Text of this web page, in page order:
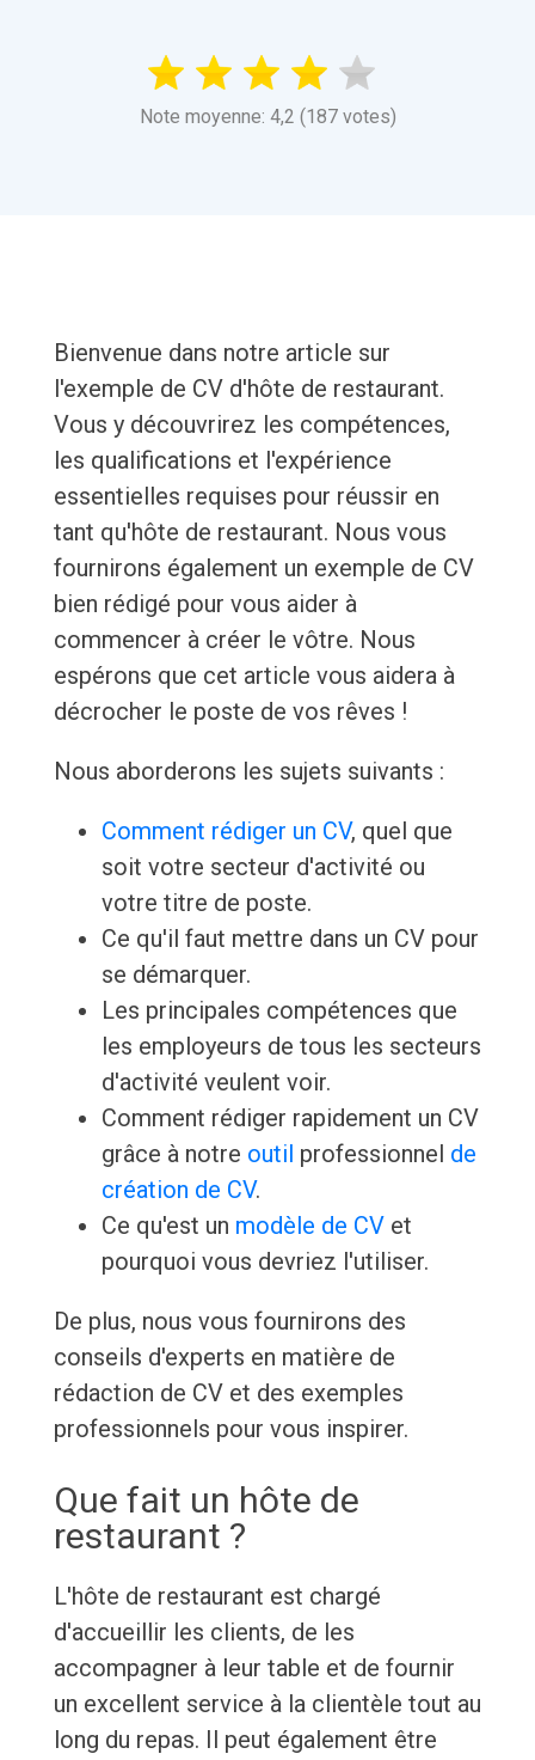
Note moyenne: 4,2 (187 votes)
Bienvenue dans notre article sur
l'exemple de CV d'hôte de restaurant.
Vous y découvrirez les compétences,
les qualifications et l'expérience
essentielles requises pour réussir en
tant qu'hôte de restaurant. Nous vous
fournirons également un exemple de CV
bien rédigé pour vous aider à
commencer à créer le vôtre. Nous
espérons que cet article vous aidera à
décrocher le poste de vos rêves !
Nous aborderons les sujets suivants :
Comment rédiger un CV, quel que
soit votre secteur d'activité ou
votre titre de poste.
Ce qu'il faut mettre dans un CV pour
se démarquer.
Les principales compétences que
les employeurs de tous les secteurs
d'activité veulent voir.
Comment rédiger rapidement un CV
grâce à notre outil professionnel de
création de CV.
Ce qu'est un modèle de CVet
pourquoi vous devriez l'utiliser.
De plus, nous vous fournirons des
conseils d'experts en matière de
rédaction de CV et des exemples
professionnels pour vous inspirer.
Que fait un hôte de
restaurant ?
L'hôte de restaurant est chargé
d'accueillir les clients, de les
accompagner à leur table et de fournir
un excellent service à la clientèle tout au
long du repas. Il peut également être